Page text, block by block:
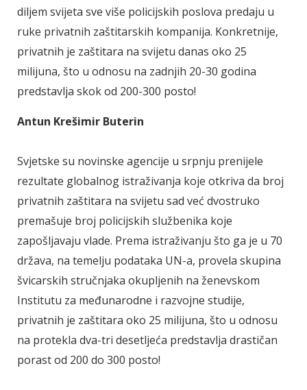
diljem svijeta sve više policijskih poslova predaju u
ruke privatnih zaštitarskih kompanija. Konkretnije,
privatnih je zaštitara na svijetu danas oko 25
milijuna, što u odnosu na zadnjih 20-30 godina
predstavlja skok od 200-300 posto!
Antun Krešimir Buterin
Svjetske su novinske agencije u srpnju prenijele
rezultate globalnog istraživanja koje otkriva da broj
privatnih zaštitara na svijetu sad već dvostruko
premašuje broj policijskih službenika koje
zapošljavaju vlade. Prema istraživanju što ga je u 70
država, na temelju podataka UN-a, provela skupina
švicarskih stručnjaka okupljenih na ženevskom
Institutu za međunarodne i razvojne studije,
privatnih je zaštitara oko 25 milijuna, što u odnosu
na protekla dva-tri desetljeća predstavlja drastičan
porast od 200 do 300 posto!